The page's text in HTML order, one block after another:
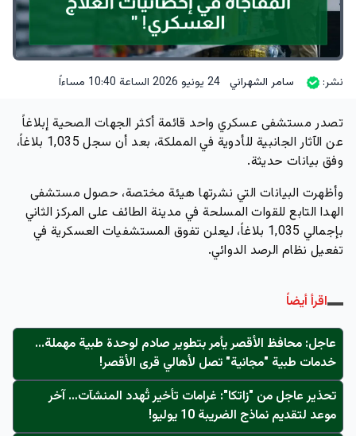
نشر: سامر الشهراني 24 يونيو 2026 الساعة 10:40 مساءاً
تصدر مستشفى عسكري واحد قائمة أكثر الجهات الصحية إبلاغاً
عن الآثار الجانبية للأدوية في المملكة، بعد أن سجل 1,035 بلاغاً،
وفق بيانات حديثة.
وأظهرت البيانات التي نشرتها هيئة مختصة، حصول مستشفى
الهدا التابع للقوات المسلحة في مدينة الطائف على المركز الثاني
بإجمالي 1,035 بلاغاً، ليعلن تفوق المستشفيات العسكرية في
تفعيل نظام الرصد الدوائي.
اقرأ أيضاً
عاجل: محافظ الأقصر يأمر بتطوير صادم لوحدة طبية مهملة...
خدمات طبية "مجانية" تصل لأهالي قرى الأقصر!
تحذير عاجل من "زاتكا": غرامات تأخير تُهدد المنشآت… آخر
موعد لتقديم نماذج الضريبة 10 يوليو!